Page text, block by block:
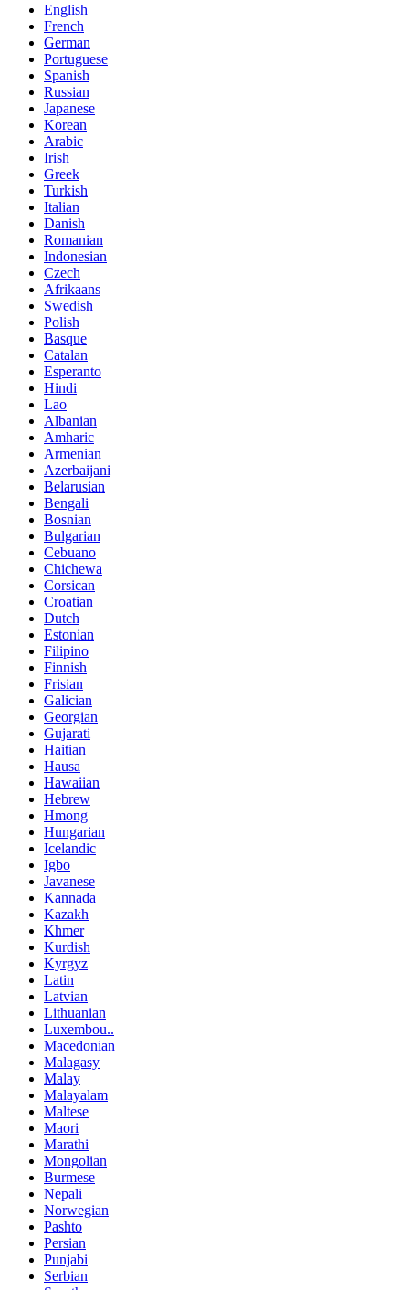
English
French
German
Portuguese
Spanish
Russian
Japanese
Korean
Arabic
Irish
Greek
Turkish
Italian
Danish
Romanian
Indonesian
Czech
Afrikaans
Swedish
Polish
Basque
Catalan
Esperanto
Hindi
Lao
Albanian
Amharic
Armenian
Azerbaijani
Belarusian
Bengali
Bosnian
Bulgarian
Cebuano
Chichewa
Corsican
Croatian
Dutch
Estonian
Filipino
Finnish
Frisian
Galician
Georgian
Gujarati
Haitian
Hausa
Hawaiian
Hebrew
Hmong
Hungarian
Icelandic
Igbo
Javanese
Kannada
Kazakh
Khmer
Kurdish
Kyrgyz
Latin
Latvian
Lithuanian
Luxembou..
Macedonian
Malagasy
Malay
Malayalam
Maltese
Maori
Marathi
Mongolian
Burmese
Nepali
Norwegian
Pashto
Persian
Punjabi
Serbian